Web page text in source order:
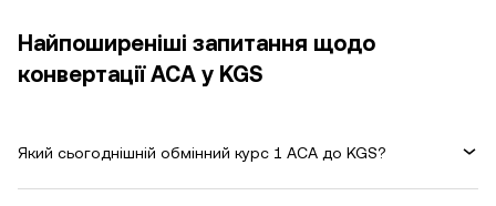
Найпоширеніші запитання щодо
конвертації ACA у KGS
Який сьогоднішній обмінний курс 1 ACA до KGS?